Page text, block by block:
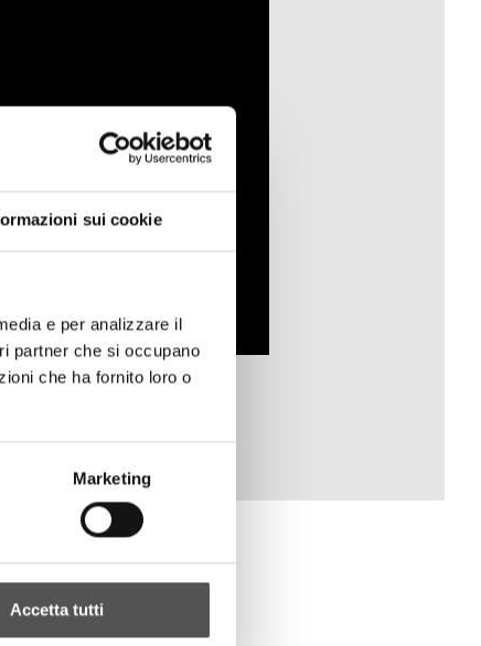
sui cookie
e per analizzare il
partner che si occupano
che ha fornito loro o
Marketing
Accetta tutti